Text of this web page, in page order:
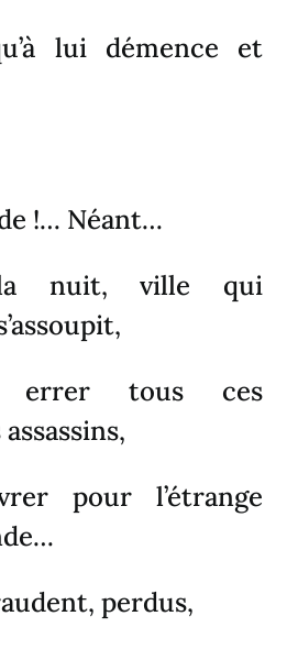
lui démence et
!… Néant…
nuit, ville qui
errer tous ces
pour l’étrange
perdus,